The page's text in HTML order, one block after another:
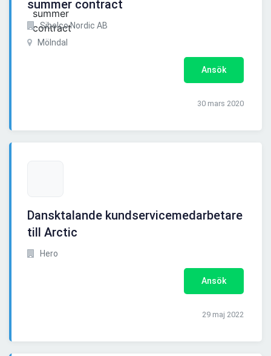
summer contract
Sibelco Nordic AB
Mölndal
Ansök
30 mars 2020
Dansktalande kundservicemedarbetare
till Arctic
Hero
Ansök
29 maj 2022